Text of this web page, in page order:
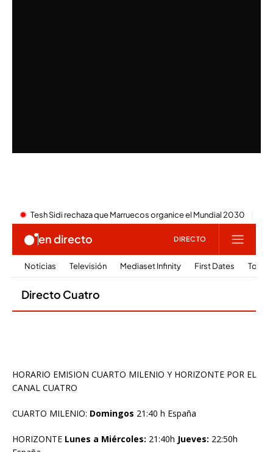
HORARIO EMISION CUARTO MILENIO Y HORIZONTE POR EL
CANAL CUATRO
CUARTO MILENIO: Domingos 21:40 h España
HORIZONTE Lunes a Miércoles: 21:40h Jueves: 22:50h